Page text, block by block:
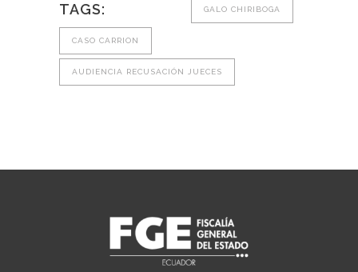
TAGS: GALO CHIRIBOGA
CASO CARRION
AUDIENCIA RECUSACIÓN JUECES